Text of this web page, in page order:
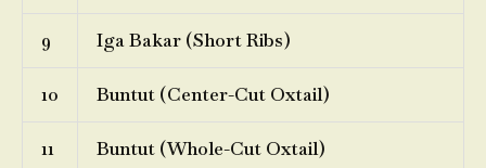
9 Iga Bakar (Short Ribs)
10 Buntut (Center-Cut Oxtail)
11 Buntut (Whole-Cut Oxtail)